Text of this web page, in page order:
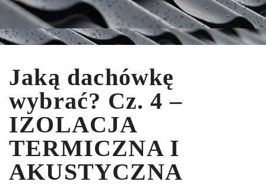
Jaką dachówkę
wybrać? Cz. 4 –
IZOLACJA
TERMICZNA I
AKUSTYCZNA